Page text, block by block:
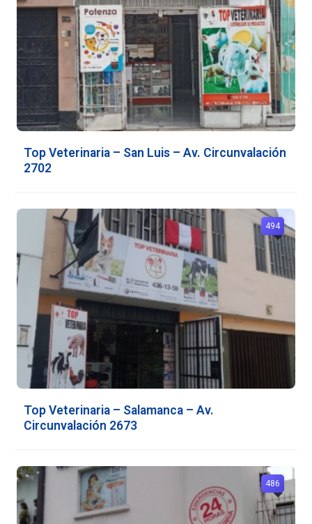
Top Veterinaria – San Luis – Av. Circunvalación
2702
Top Veterinaria – Salamanca – Av.
Circunvalación 2673
494
486